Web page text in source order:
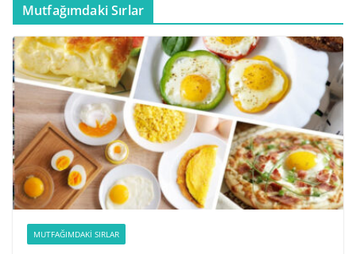
Mutfağımdaki Sırlar
MUTFAĞIMDAKI SIRLAR